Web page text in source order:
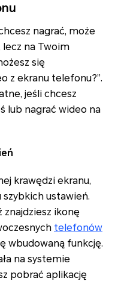
nagrać, może
lecz na Twoim
się
z ekranu telefonu?”.
jeśli chcesz
lub nagrać wideo na
krawędzi ekranu,
ustawień.
znajdziesz ikonę
telefonów
wbudowaną funkcję.
na systemie
pobrać aplikację